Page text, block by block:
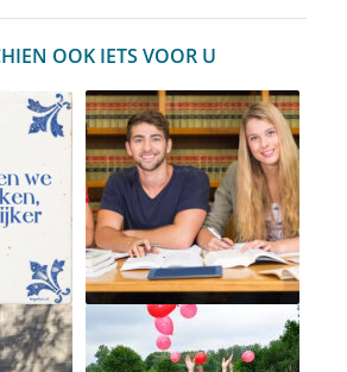
OOK IETS VOOR U